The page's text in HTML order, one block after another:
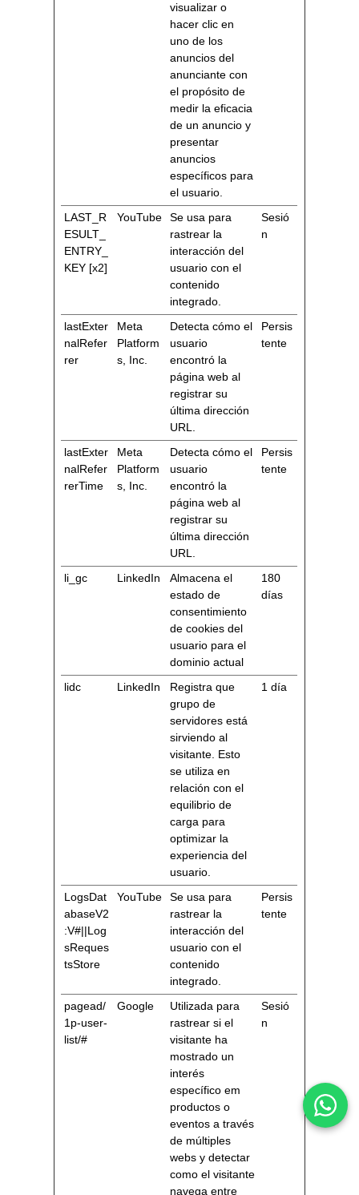
visualizar o
hacer clic en
uno de los
anuncios del
anunciante con
el propósito de
medir la eficacia
de un anuncio y
presentar
anuncios
específicos para
el usuario.
LAST_R
ESULT_
ENTRY_
KEY [x2]
YouTube
Se usa para
rastrear la
interacción del
usuario con el
contenido
integrado.
Sesió
n
lastExter
nalRefer
rer
Meta
Platform
s, Inc.
Detecta cómo el
usuario
encontró la
página web al
registrar su
última dirección
URL.
Persis
tente
lastExter
nalRefer
rerTime
Meta
Platform
s, Inc.
Detecta cómo el
usuario
encontró la
página web al
registrar su
última dirección
URL.
Persis
tente
li_gc LinkedIn
Almacena el
estado de
consentimiento
de cookies del
usuario para el
dominio actual
180
días
lidc LinkedIn
Registra que
grupo de
servidores está
sirviendo al
visitante. Esto
se utiliza en
relación con el
equilibrio de
carga para
optimizar la
experiencia del
usuario.
1 día
LogsDat
abaseV2
:V#||Log
sReques
tsStore
YouTube
Se usa para
rastrear la
interacción del
usuario con el
contenido
integrado.
Persis
tente
pagead/
1p-user-
list/#
Google
Utilizada para
rastrear si el
visitante ha
mostrado un
interés
específico em
productos o
eventos a través
de múltiples
webs y detectar
como el visitante
navega entre
Sesió
n